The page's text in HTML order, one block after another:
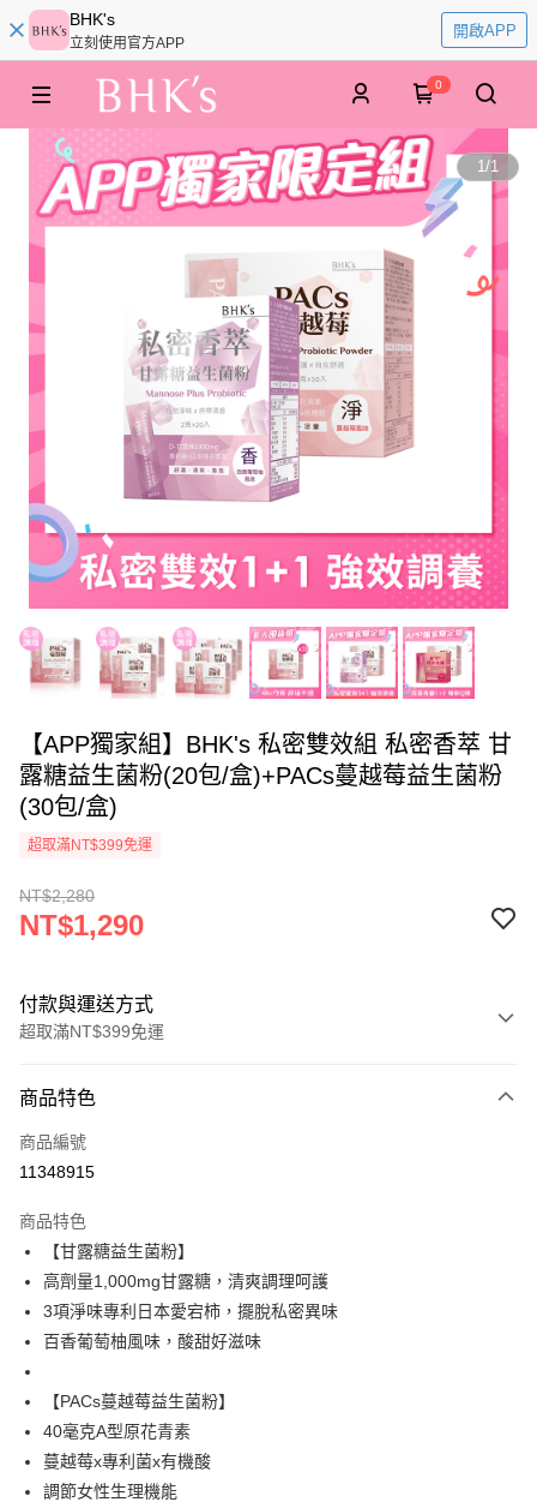
BHK's
立刻使用官方APP
開啟APP
0
1/1
【APP獨家組】BHK's 私密雙效組 私密香萃 甘
露糖益生菌粉(20包/盒)+PACs蔓越莓益生菌粉
(30包/盒)
超取滿NT$399免運
NT$2,280
NT$1,290
付款與運送方式
超取滿NT$399免運
信用卡一次付款
信用卡分期付款
合作金庫商業銀行
華南商業銀行
上海商業儲蓄銀行
台北富邦商業銀行
國泰世華商業銀行
兆豐國際商業銀行
臺灣中小企業銀行
元大商業銀行
玉山商業銀行
台新國際商業銀行
台灣樂天信用卡公司
超商取貨付款
LINE Pay
Apple Pay
街口支付
商品特色
商品編號
11348915
商品特色
【甘露糖益生菌粉】
高劑量1,000mg甘露糖，清爽調理呵護
3項淨味專利日本愛宕柿，擺脫私密異味
百香葡萄柚風味，酸甜好滋味
【PACs蔓越莓益生菌粉】
40毫克A型原花青素
蔓越莓x專利菌x有機酸
調節女性生理機能